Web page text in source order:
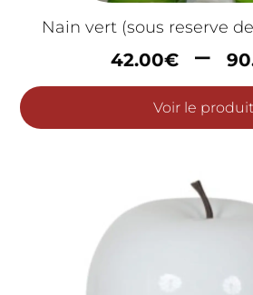
Nain vert (sous reserve
42.00€ –
Voir le produit